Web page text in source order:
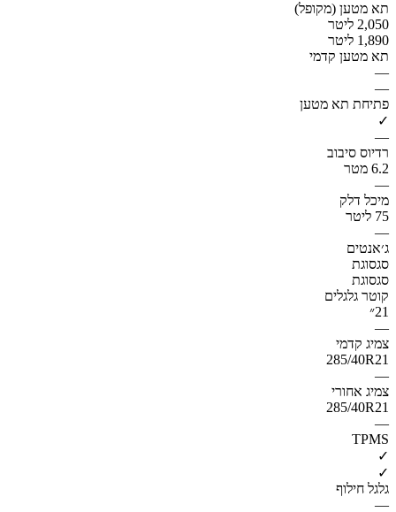
תא מטען (מקופל)
2,050 ליטר
1,890 ליטר
תא מטען קדמי
—
—
פתיחת תא מטען
✓
—
רדיוס סיבוב
6.2 מטר
—
מיכל דלק
75 ליטר
—
ג׳אנטים
סגסוגת
סגסוגת
קוטר גלגלים
21״
—
צמיג קדמי
285/40R21
—
צמיג אחורי
285/40R21
—
TPMS
✓
✓
גלגל חילוף
—